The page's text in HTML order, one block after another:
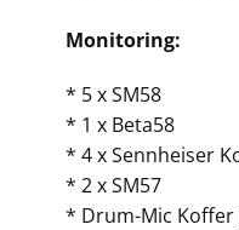
Monitoring:
* 5 x SM58
* 1 x Beta58
* 4 x Sennheiser
* 2 x SM57
* Drum-Mic Koffer